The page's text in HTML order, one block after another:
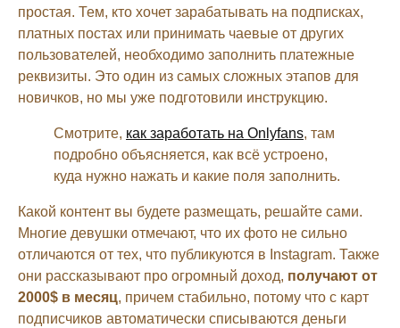
простая. Тем, кто хочет зарабатывать на подписках,
платных постах или принимать чаевые от других
пользователей, необходимо заполнить платежные
реквизиты. Это один из самых сложных этапов для
новичков, но мы уже подготовили инструкцию.
Смотрите, как заработать на Onlyfans, там
подробно объясняется, как всё устроено,
куда нужно нажать и какие поля заполнить.
Какой контент вы будете размещать, решайте сами.
Многие девушки отмечают, что их фото не сильно
отличаются от тех, что публикуются в Instagram. Также
они рассказывают про огромный доход, получают от
2000$ в месяц, причем стабильно, потому что с карт
подписчиков автоматически списываются деньги